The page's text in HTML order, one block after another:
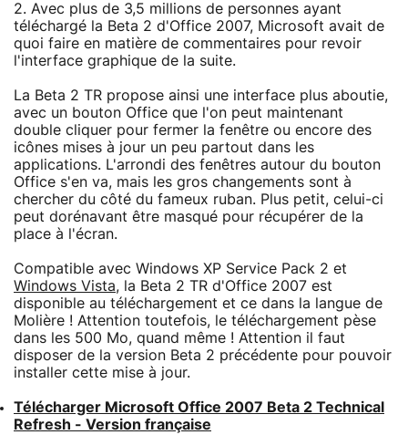
2. Avec plus de 3,5 millions de personnes ayant
téléchargé la Beta 2 d'Office 2007, Microsoft avait de
quoi faire en matière de commentaires pour revoir
l'interface graphique de la suite.
La Beta 2 TR propose ainsi une interface plus aboutie,
avec un bouton Office que l'on peut maintenant
double cliquer pour fermer la fenêtre ou encore des
icônes mises à jour un peu partout dans les
applications. L'arrondi des fenêtres autour du bouton
Office s'en va, mais les gros changements sont à
chercher du côté du fameux ruban. Plus petit, celui-ci
peut dorénavant être masqué pour récupérer de la
place à l'écran.
Compatible avec Windows XP Service Pack 2 et
Windows Vista, la Beta 2 TR d'Office 2007 est
disponible au téléchargement et ce dans la langue de
Molière ! Attention toutefois, le téléchargement pèse
dans les 500 Mo, quand même ! Attention il faut
disposer de la version Beta 2 précédente pour pouvoir
installer cette mise à jour.
Télécharger Microsoft Office 2007 Beta 2 Technical
Refresh - Version française